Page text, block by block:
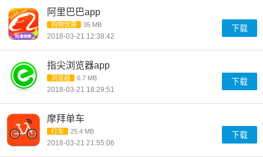
阿里巴巴app
购物优惠 35 MB
2018-03-21 12:38:42
下载
指尖浏览器app
浏览器 6.7 MB
2018-03-21 18:29:51
下载
摩拜单车
打车 25.4 MB
2018-03-21 21:55:06
下载